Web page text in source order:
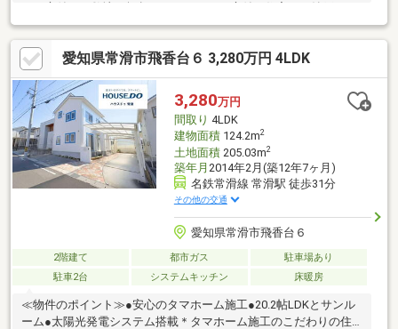
じめ収納も充実しています。≪周辺環境のポイント≫●眺望の期
待できる高台の立地●ポカポカ温かい南側道路接道●緑豊かで落ち
着いた閑静な住宅街 ＊高台につき見晴らしが良く、南側道路に接
道しているため陽当りも良好です。
愛知県常滑市飛香台６ 3,280万円 4LDK
3,280万円
間取り 4LDK
建物面積124.2m2
土地面積205.03m2
築年月 2014年2月(築12年7ヶ月)
名鉄常滑線 常滑駅 徒歩31分
その他の交通
愛知県常滑市飛香台６
2階建て 都市ガス
駐車場あり
駐車2台
システムキッチン 床暖房
≪物件のポイント≫●安心のタマホーム施工●20.2帖LDKとサンル
ーム●太陽光発電システム搭載＊タマホーム施工のこだわりの住